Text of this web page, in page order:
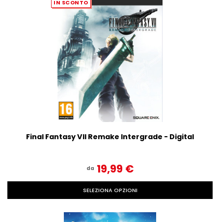
IN SCONTO
Final Fantasy VII Remake Intergrade - Digital
da 19,99‎ ‎€
SELEZIONA OPZIONI